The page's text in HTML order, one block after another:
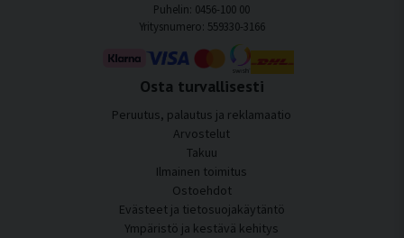
Puhelin: 0456-100 00
Yritysnumero: 559330-3166
Osta turvallisesti
Peruutus, palautus ja reklamaatio
Arvostelut
Takuu
Ilmainen toimitus
Ostoehdot
Evästeet ja tietosuojakäytäntö
Ympäristö ja kestävä kehitys